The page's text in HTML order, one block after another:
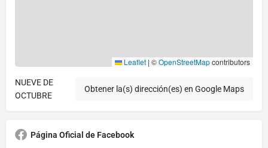
Leaflet | ©OpenStreetMapcontributors
NUEVE DE
OCTUBRE
Obtener la(s) dirección(es) en Google Maps
Página Oficial de Facebook